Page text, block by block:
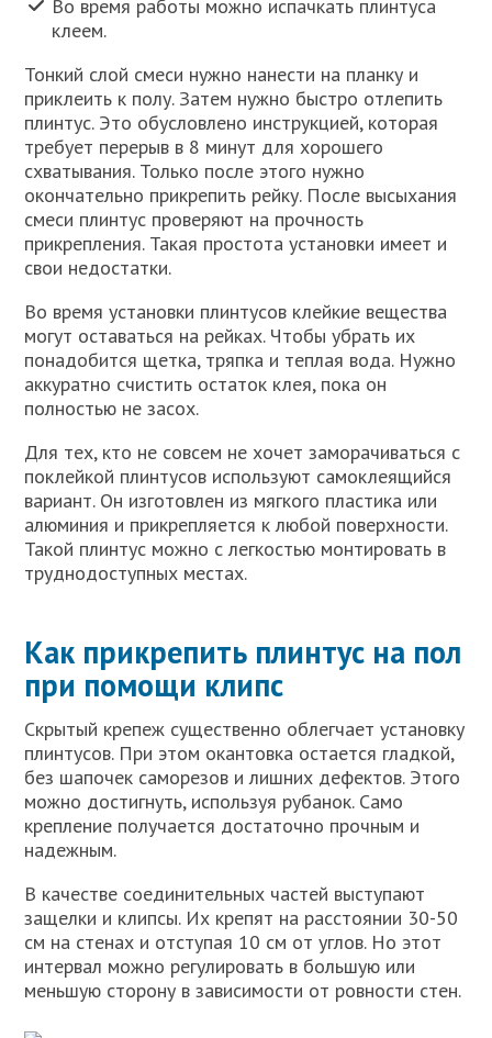
Во время работы можно испачкать плинтуса
клеем.
Тонкий слой смеси нужно нанести на планку и
приклеить к полу. Затем нужно быстро отлепить
плинтус. Это обусловлено инструкцией, которая
требует перерыв в 8 минут для хорошего
схватывания. Только после этого нужно
окончательно прикрепить рейку. После высыхания
смеси плинтус проверяют на прочность
прикрепления. Такая простота установки имеет и
свои недостатки.
Во время установки плинтусов клейкие вещества
могут оставаться на рейках. Чтобы убрать их
понадобится щетка, тряпка и теплая вода. Нужно
аккуратно счистить остаток клея, пока он
полностью не засох.
Для тех, кто не совсем не хочет заморачиваться с
поклейкой плинтусов используют самоклеящийся
вариант. Он изготовлен из мягкого пластика или
алюминия и прикрепляется к любой поверхности.
Такой плинтус можно с легкостью монтировать в
труднодоступных местах.
Как прикрепить плинтус на пол
при помощи клипс
Скрытый крепеж существенно облегчает установку
плинтусов. При этом окантовка остается гладкой,
без шапочек саморезов и лишних дефектов. Этого
можно достигнуть, используя рубанок. Само
крепление получается достаточно прочным и
надежным.
В качестве соединительных частей выступают
защелки и клипсы. Их крепят на расстоянии 30-50
см на стенах и отступая 10 см от углов. Но этот
интервал можно регулировать в большую или
меньшую сторону в зависимости от ровности стен.